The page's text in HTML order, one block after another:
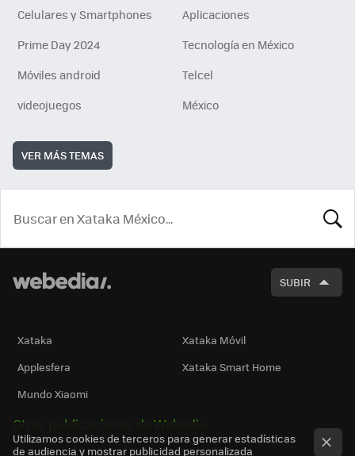
Celulares y Smartphones
Aplicaciones
Prime Day 2024
Tecnología en México
Móviles android
Telcel
videojuegos
México
VER MÁS TEMAS
SUBIR
Xataka
Xataka Móvil
Applesfera
Xataka Smart Home
Mundo Xiaomi
Otras publicaciones de Webedia
Utilizamos cookies de terceros para generar estadísticas
de audiencia y mostrar publicidad personalizada